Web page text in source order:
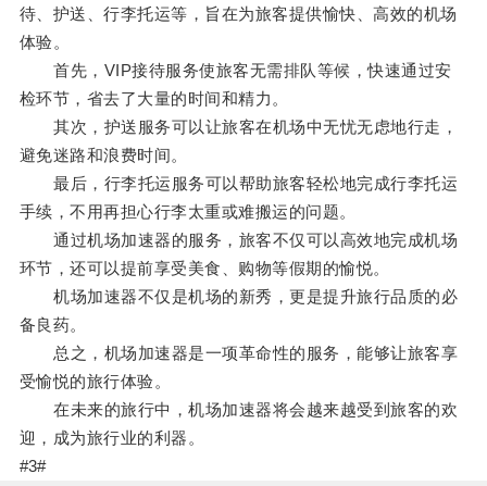
待、护送、行李托运等，旨在为旅客提供愉快、高效的机场
体验。
首先，VIP接待服务使旅客无需排队等候，快速通过安
检环节，省去了大量的时间和精力。
其次，护送服务可以让旅客在机场中无忧无虑地行走，
避免迷路和浪费时间。
最后，行李托运服务可以帮助旅客轻松地完成行李托运
手续，不用再担心行李太重或难搬运的问题。
通过机场加速器的服务，旅客不仅可以高效地完成机场
环节，还可以提前享受美食、购物等假期的愉悦。
机场加速器不仅是机场的新秀，更是提升旅行品质的必
备良药。
总之，机场加速器是一项革命性的服务，能够让旅客享
受愉悦的旅行体验。
在未来的旅行中，机场加速器将会越来越受到旅客的欢
迎，成为旅行业的利器。
#3#